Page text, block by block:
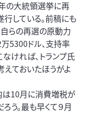
の大統領選挙に再
している。前稿にも
らの再選の原動力
5300ドル、支持率
ければ、トランプ氏
ておいたほうがよ
は10月に消費増税が
う。最も早くて９月